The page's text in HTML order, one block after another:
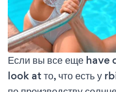
Если вы все еще have
look at то, что есть у